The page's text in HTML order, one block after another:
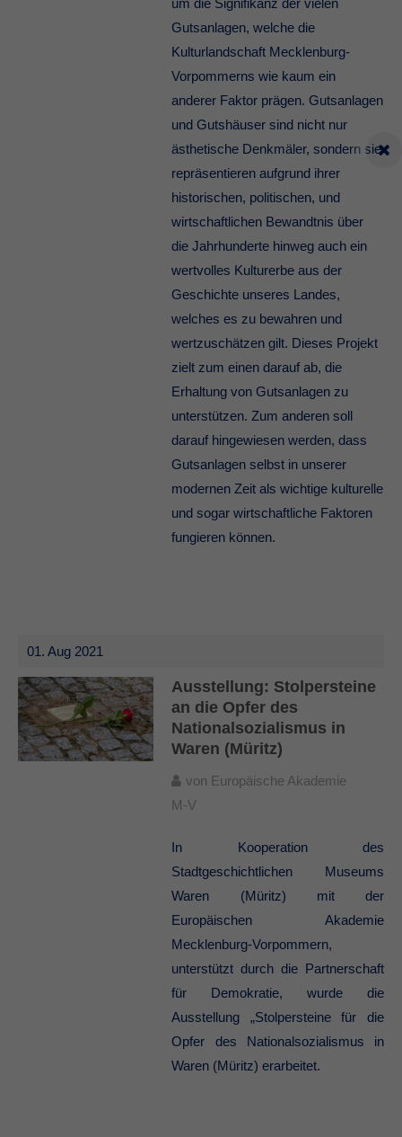
Gutsanlagen, welche die
Kulturlandschaft Mecklenburg-
Vorpommerns wie kaum ein
anderer Faktor prägen. Gutsanlagen
und Gutshäuser sind nicht nur
ästhetische Denkmäler, sondern sie
repräsentieren aufgrund ihrer
historischen, politischen, und
wirtschaftlichen Bewandtnis über
die Jahrhunderte hinweg auch ein
wertvolles Kulturerbe aus der
Geschichte unseres Landes,
welches es zu bewahren und
wertzuschätzen gilt. Dieses Projekt
zielt zum einen darauf ab, die
Erhaltung von Gutsanlagen zu
unterstützen. Zum anderen soll
darauf hingewiesen werden, dass
Gutsanlagen selbst in unserer
modernen Zeit als wichtige kulturelle
und sogar wirtschaftliche Faktoren
fungieren können.
01. Aug 2021
Ausstellung: Stolpersteine
an die Opfer des
Nationalsozialismus in
Waren (Müritz)
von Europäische Akademie
M-V
In Kooperation des
Stadtgeschichtlichen Museums
Waren (Müritz) mit der
Europäischen Akademie
Mecklenburg-Vorpommern,
unterstützt durch die Partnerschaft
für Demokratie, wurde die
Ausstellung „Stolpersteine für die
Opfer des Nationalsozialismus in
Waren (Müritz) erarbeitet.